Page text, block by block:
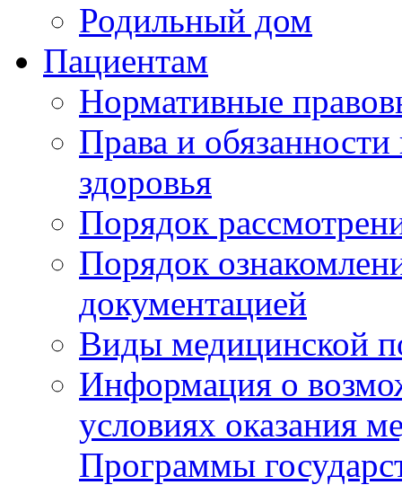
Родильный дом
Пациентам
Нормативные
Права и
здоровья
Порядок
Порядок
документацией
Виды медицинской
Информация о
условиях оказания
Программы